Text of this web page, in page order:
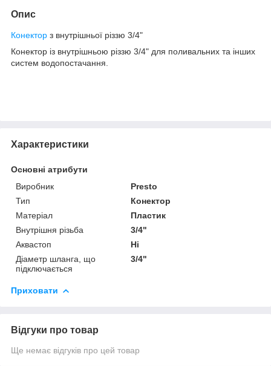
Опис
Конектор з внутрішньої різзю 3/4"
Конектор із внутрішньою різзю 3/4" для поливальних та інших
систем водопостачання.
Характеристики
Основні атрибути
Виробник
Presto
Тип
Конектор
Матеріал
Пластик
Внутрішня різьба
3/4"
Аквастоп
Ні
Діаметр шланга, що
підключається
3/4"
Приховати
Відгуки про товар
Ще немає відгуків про цей товар